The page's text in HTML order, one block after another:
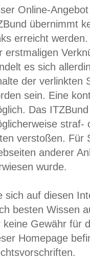
Online-
übernimmt
erreicht
erstmaligen
es sich
der verlinkten
sein. Eine
Das
straf-
verstoßen. Für
anderer
wurde.
sich auf diesen
besten Wissen
keine Gewähr für
Homepage